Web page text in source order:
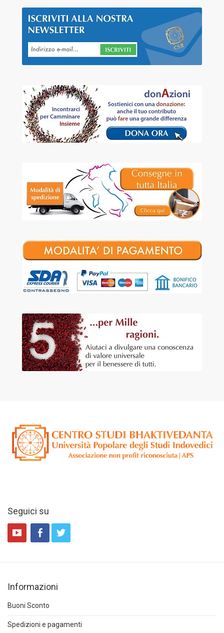
Seguici su
Informazioni
Buoni Sconto
Spedizioni e pagamenti